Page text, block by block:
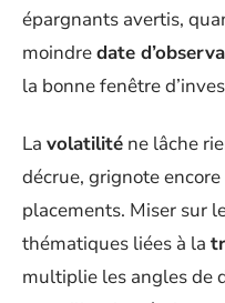
épargnants avertis,
moindredate
la bonne fenêtre
La volatilité ne lâche
décrue, grignote
placements. Miser sur
thématiques liées à la
multiplie les angles de